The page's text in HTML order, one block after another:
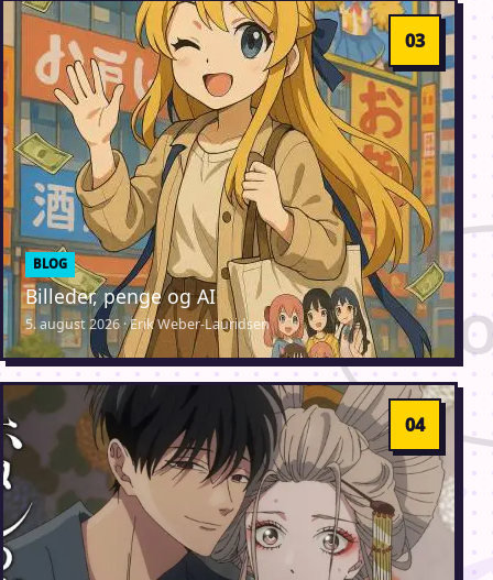
BLOG
Billeder, penge og AI
5. august 2026 · Erik Weber-Lauridsen